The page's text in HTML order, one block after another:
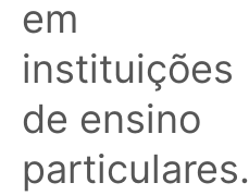
em
instituições
de ensino
particulares.